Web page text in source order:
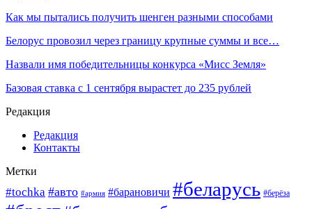
Как мы пытались получить шенген разными способами
Белорус провозил через границу крупные суммы и все…
Назвали имя победительницы конкурса «Мисс Земля»
Базовая ставка с 1 сентября вырастет до 235 рублей
Редакция
Редакция
Контакты
Метки
#tochka #авто #армия #барановичи #беларусь #берёза